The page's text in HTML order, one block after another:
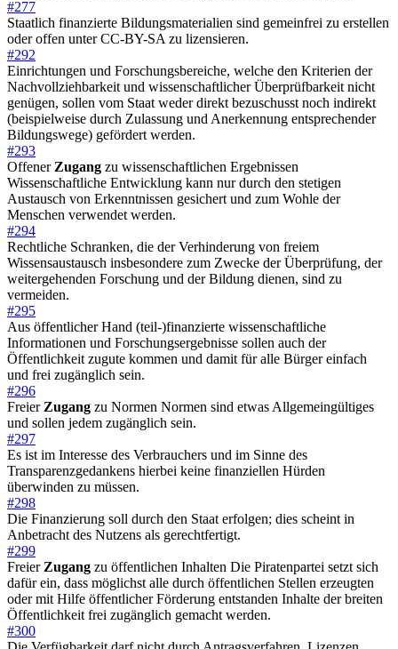
#277
Staatlich finanzierte Bildungsmaterialien sind gemeinfrei zu erstellen
oder offen unter CC-BY-SA zu lizensieren.
#292
Einrichtungen und Forschungsbereiche, welche den Kriterien der
Nachvollziehbarkeit und wissenschaftlicher Überprüfbarkeit nicht
genügen, sollen vom Staat weder direkt bezuschusst noch indirekt
(beispielweise durch Zulassung und Anerkennung entsprechender
Bildungswege) gefördert werden.
#293
Offener Zugang zu wissenschaftlichen Ergebnissen
Wissenschaftliche Entwicklung kann nur durch den stetigen
Austausch von Erkenntnissen gesichert und zum Wohle der
Menschen verwendet werden.
#294
Rechtliche Schranken, die der Verhinderung von freiem
Wissensaustausch insbesondere zum Zwecke der Überprüfung, der
weitergehenden Forschung und der Bildung dienen, sind zu
vermeiden.
#295
Aus öffentlicher Hand (teil-)finanzierte wissenschaftliche
Informationen und Forschungsergebnisse sollen auch der
Öffentlichkeit zugute kommen und damit für alle Bürger einfach
und frei zugänglich sein.
#296
Freier Zugang zu Normen Normen sind etwas Allgemeingültiges
und sollen jedem zugänglich sein.
#297
Es ist im Interesse des Verbrauchers und im Sinne des
Transparenzgedankens hierbei keine finanziellen Hürden
überwinden zu müssen.
#298
Die Finanzierung soll durch den Staat erfolgen; dies scheint in
Anbetracht des Nutzens als gerechtfertigt.
#299
Freier Zugang zu öffentlichen Inhalten Die Piratenpartei setzt sich
dafür ein, dass möglichst alle durch öffentlichen Stellen erzeugten
oder mit Hilfe öffentlicher Förderung entstanden Inhalte der breiten
Öffentlichkeit frei zugänglich gemacht werden.
#300